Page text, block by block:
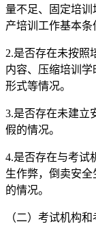
量不足、固定培
产培训工作基本条
2.是否存在未按照
内容、压缩培训
形式等情况。
3.是否存在未建立
假的情况。
4.是否存在与考试
生作弊，倒卖安
的情况。
（二）考试机构和